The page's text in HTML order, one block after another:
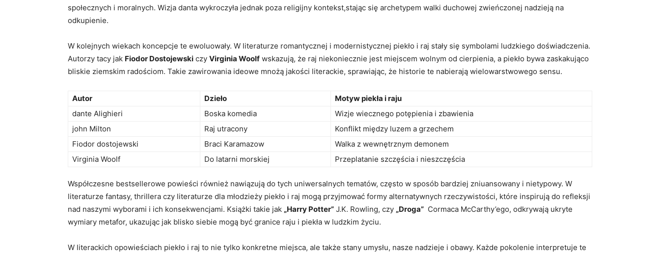
społecznych i moralnych. Wizja ⁤danta wykroczyła⁢ jednak poza religijny kontekst,stając⁢ się archetypem walki duchowej zwieńczonej nadzieją na
odkupienie.
W ‍kolejnych wiekach koncepcje te ewoluowały. ⁤W literaturze romantycznej i ⁤modernistycznej piekło i raj stały się symbolami ludzkiego doświadczenia.
Autorzy⁤ tacy jak Fiodor Dostojewski ⁤czy‍ Virginia Woolf wskazują, ⁤że⁤ raj niekoniecznie jest miejscem wolnym ‌od cierpienia, ‍a piekło bywa⁣ zaskakująco‍
bliskie‍ ziemskim radościom. ‍Takie ​zawirowania​ ideowe mnożą ⁤jakości literackie, sprawiając, że historie te nabierają ⁢wielowarstwowego ⁤sensu.
Autor Dzieło
Motyw ‌piekła i raju
dante Alighieri
Boska komedia
Wizje wiecznego ⁤potępienia i⁣ zbawienia
john Milton
Raj utracony
Konflikt⁣ między luzem a grzechem
Fiodor ⁤dostojewski
Braci Karamazow
Walka ‍z wewnętrznym‍ demonem
Virginia Woolf
Do latarni ​morskiej Przeplatanie ⁣szczęścia i nieszczęścia
Współczesne bestsellerowe powieści również nawiązują do tych uniwersalnych tematów, często w sposób bardziej zniuansowany i nietypowy. ​W
literaturze fantasy,⁣ thrillera czy ⁣literaturze ‍dla młodzieży piekło i raj mogą ‌przyjmować formy alternatywnych⁢ rzeczywistości,⁣ które ⁤inspirują do refleksji
nad naszymi‍ wyborami i ich konsekwencjami. Książki takie jak „Harry Potter” J.K. Rowling, czy „Droga” ⁢ Cormaca McCarthy’ego, odkrywają ukryte
⁣wymiary metafor, ukazując jak blisko siebie ⁤mogą ‌być granice raju‍ i piekła w​ ludzkim życiu.
W literackich opowieściach piekło i raj to ​nie tylko konkretne miejsca, ‍ale także ⁤stany ⁤umysłu, ⁣nasze nadzieje i⁣ obawy. Każde ‍pokolenie ⁣interpretuje ‌te